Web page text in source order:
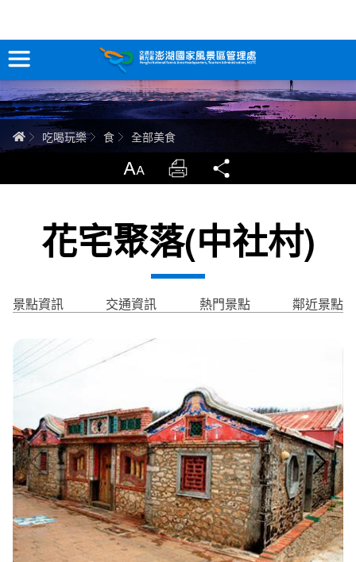
跳
到
主
要
內
容
訊息專區
關於澎湖
智慧觀光情報站
RSS 臉書粉絲團
首長信箱 English
日本語 Tiếng Việt
ไทย Bahasa indonesia
全部美食
首頁吃喝玩樂 食 全部美食
放大 列印
花宅聚落(中社村)
景點資訊 交通資訊 熱門景點 鄰近景點